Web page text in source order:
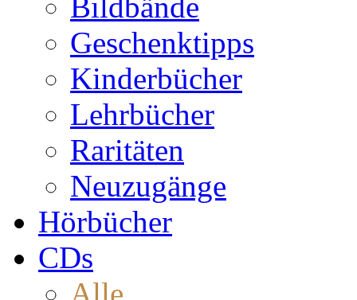
Geschenktipps
Kinderbücher
Lehrbücher
Raritäten
Neuzugänge
Hörbücher
CDs